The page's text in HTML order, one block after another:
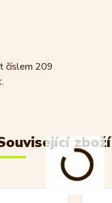
číslem 209
zboží